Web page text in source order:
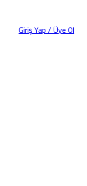
Giriş Yap / Üye Ol